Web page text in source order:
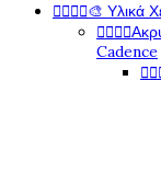
🎨 Υλικά

Cadence
